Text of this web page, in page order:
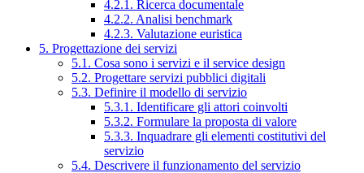
4.2.1. Ricerca documentale
4.2.2. Analisi benchmark
4.2.3. Valutazione euristica
5. Progettazione dei servizi
5.1. Cosa sono i servizi e il service design
5.2. Progettare servizi pubblici digitali
5.3. Definire il modello di servizio
5.3.1. Identificare gli attori coinvolti
5.3.2. Formulare la proposta di valore
5.3.3. Inquadrare gli elementi costitutivi del
servizio
5.4. Descrivere il funzionamento del servizio